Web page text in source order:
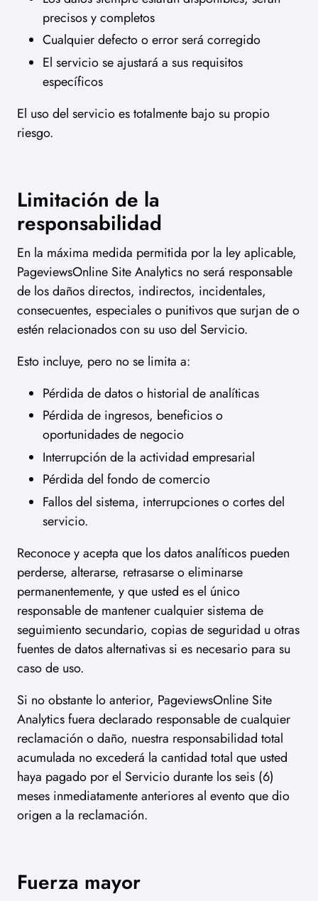
precisos y completos
Cualquier defecto o error será corregido
El servicio se ajustará a sus requisitos
específicos
El uso del servicio es totalmente bajo su propio
riesgo.
Limitación de la
responsabilidad
En la máxima medida permitida por la ley aplicable,
PageviewsOnline Site Analytics no será responsable
de los daños directos, indirectos, incidentales,
consecuentes, especiales o punitivos que surjan de o
estén relacionados con su uso del Servicio.
Esto incluye, pero no se limita a:
Pérdida de datos o historial de analíticas
Pérdida de ingresos, beneficios o
oportunidades de negocio
Interrupción de la actividad empresarial
Pérdida del fondo de comercio
Fallos del sistema, interrupciones o cortes del
servicio.
Reconoce y acepta que los datos analíticos pueden
perderse, alterarse, retrasarse o eliminarse
permanentemente, y que usted es el único
responsable de mantener cualquier sistema de
seguimiento secundario, copias de seguridad u otras
fuentes de datos alternativas si es necesario para su
caso de uso.
Si no obstante lo anterior, PageviewsOnline Site
Analytics fuera declarado responsable de cualquier
reclamación o daño, nuestra responsabilidad total
acumulada no excederá la cantidad total que usted
haya pagado por el Servicio durante los seis (6)
meses inmediatamente anteriores al evento que dio
origen a la reclamación.
Fuerza mayor